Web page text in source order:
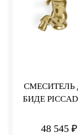
СМЕСИТЕЛЬ
БИДЕ
48 545 ₽